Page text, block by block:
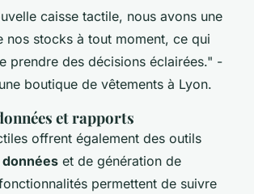
caisse tactile, nous avons une
nos stocks à tout moment, ce qui
prendre des décisions éclairées." -
boutique de vêtements à Lyon.
et rapports
offrent également des outils
et de génération de
permettent de suivre